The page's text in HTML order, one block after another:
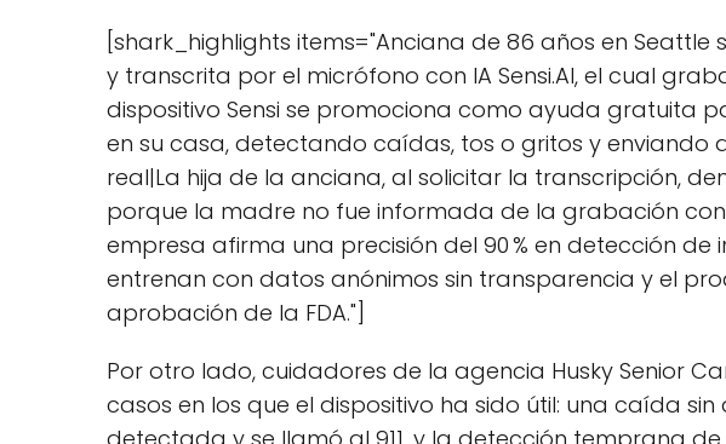
[shark_highlights items="Anciana de 86 años en
y transcrita por el micrófono con IA Sensi.AI, el cual
dispositivo Sensi se promociona como ayuda gratuita
en su casa, detectando caídas, tos o gritos y enviando
real|La hija de la anciana, al solicitar la transcripción,
porque la madre no fue informada de la grabación
empresa afirma una precisión del 90 % en detección de
entrenan con datos anónimos sin transparencia y el
aprobación de la FDA."]
Por otro lado, cuidadores de la agencia Husky Senior
casos en los que el dispositivo ha sido útil: una caída